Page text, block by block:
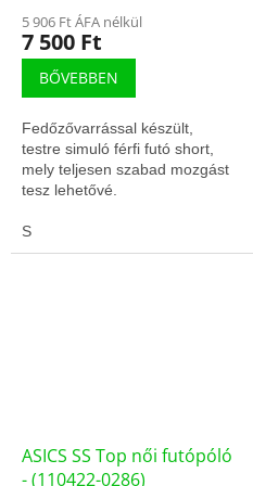
5 906 Ft ÁFA nélkül
7 500 Ft
BŐVEBBEN
Fedőzővarrással készült,
testre simuló férfi futó short,
mely teljesen szabad mozgást
tesz lehetővé.
S
ASICS SS Top női futópóló
- (110422-0286)